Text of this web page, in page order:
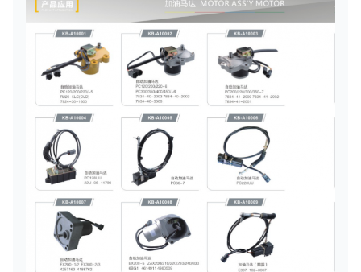
203-43-
52163
سبرينج آس
0.465
كجم.
203-43-
56850
نير
01582-
11008
البندق 0.01 كجم
04252-
21061
[1] النهاية
0.056
كجم
04050-
12018
دبوس كوتر
0.001
كجم.